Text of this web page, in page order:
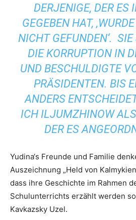
DERJENIGE, DER ES
GEGEBEN HAT,
NICHT GEFUNDEN‘. SIE
DIE KORRUPTION IN
UND BESCHULDIGTE
PRÄSIDENTEN. BIS
ANDERS
ICH ILJUMZHINOW
DER ES
Yudina‘s Freunde und Familie
Auszeichnung „Held von
dass ihre Geschichte im Rahmen
Schulunterrichts erzählt werden
Kavkazsky Uzel.